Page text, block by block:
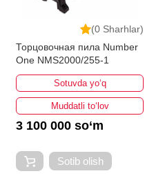
(0 Sharhlar)
Торцовочная пила Number
One NMS2000/255-1
Sotuvda yo‘q
Muddatli to‘lov
3 100 000 so‘m
Sotib olish